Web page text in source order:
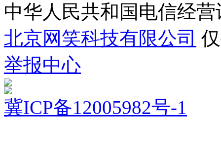
中华人民共和国电信经营
北京网笑科技有限公司
举报中心
冀ICP备12005982号-1